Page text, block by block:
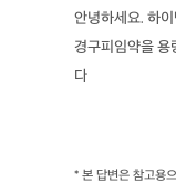
안녕하세요. 하
경구피임약을 용
다
* 본 답변은 참고용